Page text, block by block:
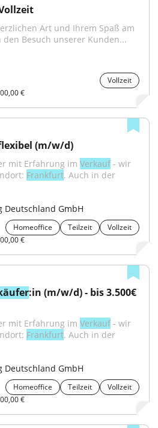
Art und Ihrem Spaß am
Besuch unserer Kunden...
Vollzeit
€
(m/w/d)
mit Erfahrung im Verkauf - wir
Frankfurt. Auch in der
Deutschland GmbH
Homeoffice Teilzeit
Vollzeit
€
:in (m/w/d) - bis 3.500€
mit Erfahrung im Verkauf - wir
Frankfurt. Auch in der
Deutschland GmbH
Homeoffice Teilzeit
Vollzeit
€